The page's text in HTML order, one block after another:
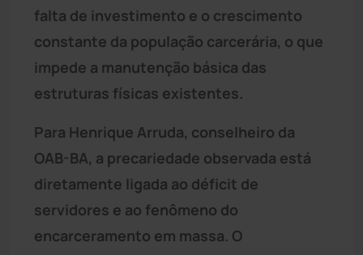
falta de investimento e o crescimento
constante da população carcerária, o que
impede a manutenção básica das
estruturas físicas existentes.
Para Henrique Arruda, conselheiro da
OAB-BA, a precariedade observada está
diretamente ligada ao déficit de
servidores e ao fenômeno do
encarceramento em massa. O